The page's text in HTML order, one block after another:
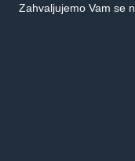
Zahvaljujemo Vam se